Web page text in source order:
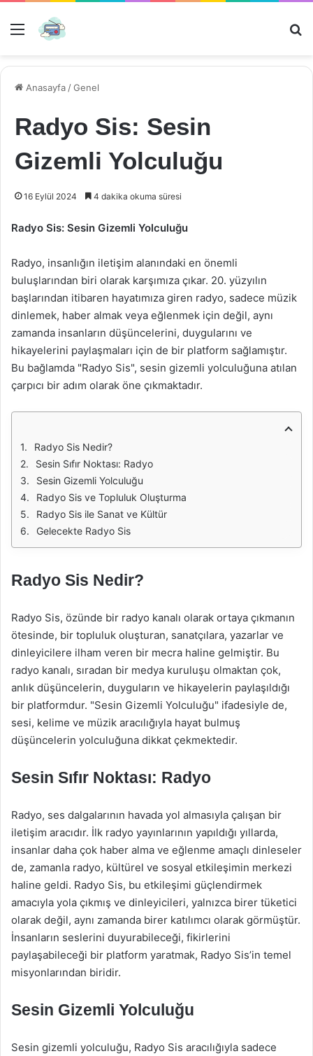
Menü
Anasayfa /Genel
Radyo Sis: Sesin
Gizemli Yolculuğu
16 Eylül 2024 4 dakika okuma süresi
Radyo Sis: Sesin Gizemli Yolculuğu
Radyo, insanlığın iletişim alanındaki en önemli
buluşlarından biri olarak karşımıza çıkar. 20. yüzyılın
başlarından itibaren hayatımıza giren radyo, sadece müzik
dinlemek, haber almak veya eğlenmek için değil, aynı
zamanda insanların düşüncelerini, duygularını ve
hikayelerini paylaşmaları için de bir platform sağlamıştır.
Bu bağlamda "Radyo Sis", sesin gizemli yolculuğuna atılan
çarpıcı bir adım olarak öne çıkmaktadır.
Radyo Sis Nedir?
Sesin Sıfır Noktası: Radyo
Sesin Gizemli Yolculuğu
Radyo Sis ve Topluluk Oluşturma
Radyo Sis ile Sanat ve Kültür
Gelecekte Radyo Sis
Radyo Sis Nedir?
Radyo Sis, özünde bir radyo kanalı olarak ortaya çıkmanın
ötesinde, bir topluluk oluşturan, sanatçılara, yazarlar ve
dinleyicilere ilham veren bir mecra haline gelmiştir. Bu
radyo kanalı, sıradan bir medya kuruluşu olmaktan çok,
anlık düşüncelerin, duyguların ve hikayelerin paylaşıldığı
bir platformdur. "Sesin Gizemli Yolculuğu" ifadesiyle de,
sesi, kelime ve müzik aracılığıyla hayat bulmuş
düşüncelerin yolculuğuna dikkat çekmektedir.
Sesin Sıfır Noktası: Radyo
Radyo, ses dalgalarının havada yol almasıyla çalışan bir
iletişim aracıdır. İlk radyo yayınlarının yapıldığı yıllarda,
insanlar daha çok haber alma ve eğlenme amaçlı dinleseler
de, zamanla radyo, kültürel ve sosyal etkileşimin merkezi
haline geldi. Radyo Sis, bu etkileşimi güçlendirmek
amacıyla yola çıkmış ve dinleyicileri, yalnızca birer tüketici
olarak değil, aynı zamanda birer katılımcı olarak görmüştür.
İnsanların seslerini duyurabileceği, fikirlerini
paylaşabileceği bir platform yaratmak, Radyo Sis’in temel
misyonlarından biridir.
Sesin Gizemli Yolculuğu
Sesin gizemli yolculuğu, Radyo Sis aracılığıyla sadece